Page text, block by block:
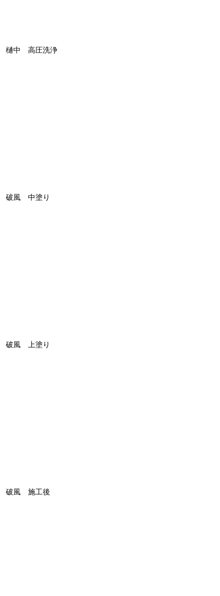
樋中 高圧洗浄
破風 中塗り
破風 上塗り
破風 施工後